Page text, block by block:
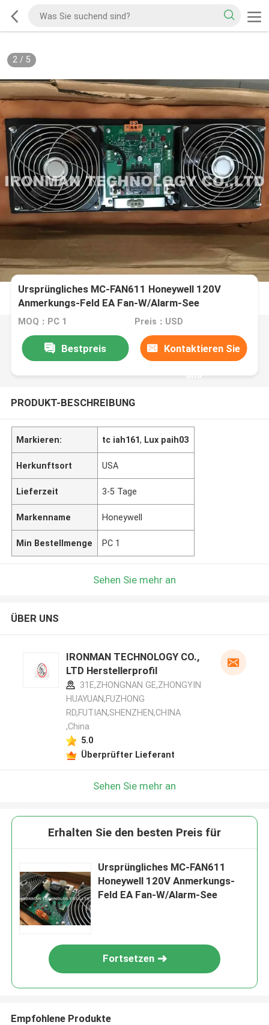
2/ 5
Ursprüngliches MC-FAN611 Honeywell 120V
Anmerkungs-Feld EA Fan-W/Alarm-See
MOQ：PC 1 Preis：USD
Bestpreis Kontaktieren Sie
uns
PRODUKT-BESCHREIBUNG
Markieren: tc iah161, Lux paih03
Herkunftsort USA
Lieferzeit 3-5 Tage
Markenname Honeywell
Min Bestellmenge PC 1
Sehen Sie mehr an
ÜBER UNS
IRONMAN TECHNOLOGY CO.,
LTD Herstellerprofil
31E,ZHONGNAN GE,ZHONGYIN
HUAYUAN,FUZHONG
RD,FUTIAN,SHENZHEN,CHINA
,China
5.0
Überprüfter Lieferant
Sehen Sie mehr an
Erhalten Sie den besten Preis für
Ursprüngliches MC-FAN611
Honeywell 120V Anmerkungs-
Feld EA Fan-W/Alarm-See
Fortsetzen
Empfohlene Produkte